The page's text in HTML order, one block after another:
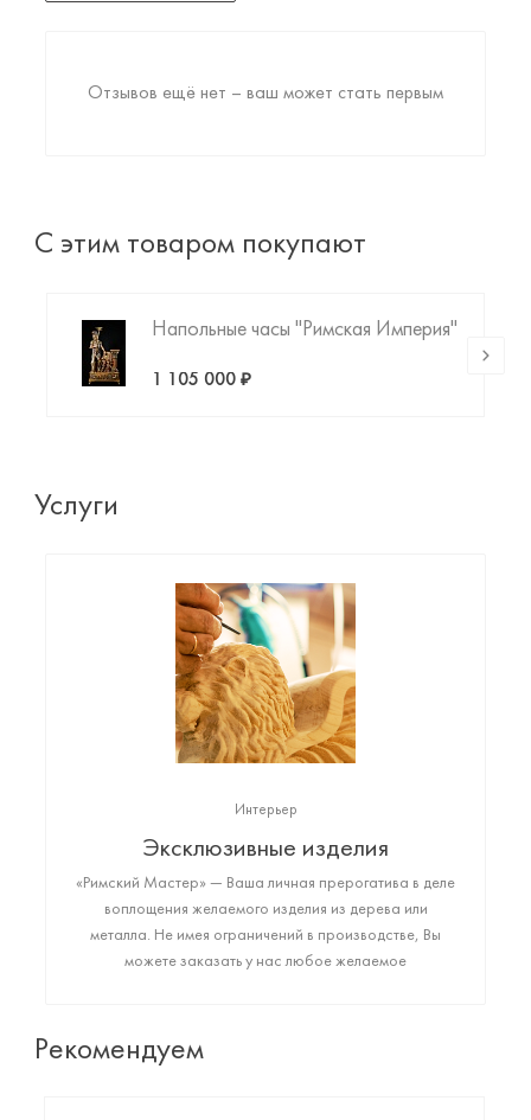
Отзывов ещё нет – ваш может стать первым
С этим товаром покупают
Напольные часы "Римская Империя"
1 105 000 ₽
Услуги
Интерьер
Эксклюзивные изделия
«Римский Мастер» — Ваша личная прерогатива в деле
воплощения желаемого изделия из дерева или
металла. Не имея ограничений в производстве, Вы
можете заказать у нас любое желаемое
Рекомендуем